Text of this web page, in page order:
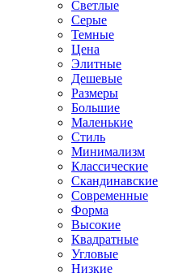
Светлые
Серые
Темные
Цена
Элитные
Дешевые
Размеры
Большие
Маленькие
Стиль
Минимализм
Классические
Скандинавские
Современные
Форма
Высокие
Квадратные
Угловые
Низкие